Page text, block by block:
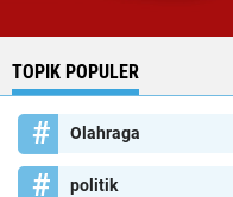
TOPIK POPULER
Olahraga
politik